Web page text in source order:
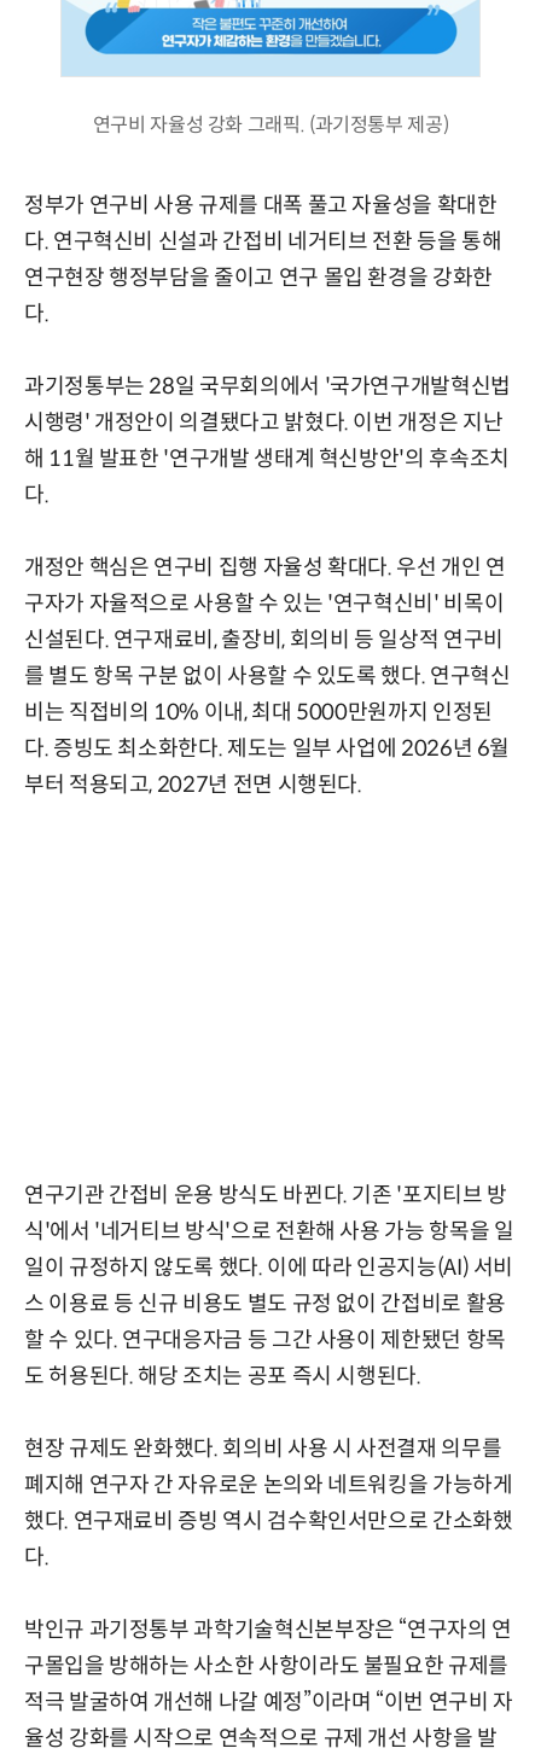
연구비 자율성 강화 그래픽. (과기정통부 제공)
정부가 연구비 사용 규제를 대폭 풀고 자율성을 확대한
다. 연구혁신비 신설과 간접비 네거티브 전환 등을 통해
연구현장 행정부담을 줄이고 연구 몰입 환경을 강화한
다.
과기정통부는 28일 국무회의에서 '국가연구개발혁신법
시행령' 개정안이 의결됐다고 밝혔다. 이번 개정은 지난
해 11월 발표한 '연구개발 생태계 혁신방안'의 후속조치
다.
개정안 핵심은 연구비 집행 자율성 확대다. 우선 개인 연
구자가 자율적으로 사용할 수 있는 '연구혁신비' 비목이
신설된다. 연구재료비, 출장비, 회의비 등 일상적 연구비
를 별도 항목 구분 없이 사용할 수 있도록 했다. 연구혁신
비는 직접비의 10% 이내, 최대 5000만원까지 인정된
다. 증빙도 최소화한다. 제도는 일부 사업에 2026년 6월
부터 적용되고, 2027년 전면 시행된다.
연구기관 간접비 운용 방식도 바뀐다. 기존 '포지티브 방
식'에서 '네거티브 방식'으로 전환해 사용 가능 항목을 일
일이 규정하지 않도록 했다. 이에 따라 인공지능(AI) 서비
스 이용료 등 신규 비용도 별도 규정 없이 간접비로 활용
할 수 있다. 연구대응자금 등 그간 사용이 제한됐던 항목
도 허용된다. 해당 조치는 공포 즉시 시행된다.
현장 규제도 완화했다. 회의비 사용 시 사전결재 의무를
폐지해 연구자 간 자유로운 논의와 네트워킹을 가능하게
했다. 연구재료비 증빙 역시 검수확인서만으로 간소화했
다.
박인규 과기정통부 과학기술혁신본부장은 “연구자의 연
구몰입을 방해하는 사소한 사항이라도 불필요한 규제를
적극 발굴하여 개선해 나갈 예정”이라며 “이번 연구비 자
율성 강화를 시작으로 연속적으로 규제 개선 사항을 발